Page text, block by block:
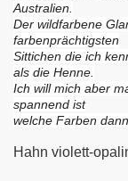
Australien.
Der wildfarbene
farbenprächtigsten
Sittichen die ich
als die Henne.
Ich will mich aber
spannend ist
welche Farben
Hahn violett-